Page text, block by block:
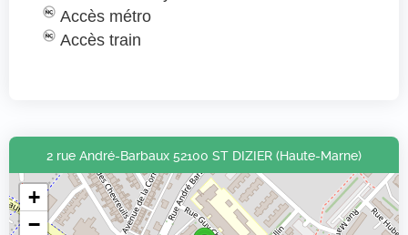
Accès métro
Accès train
2 rue André-Barbaux 52100 ST DIZIER (Haute-Marne)
+
−